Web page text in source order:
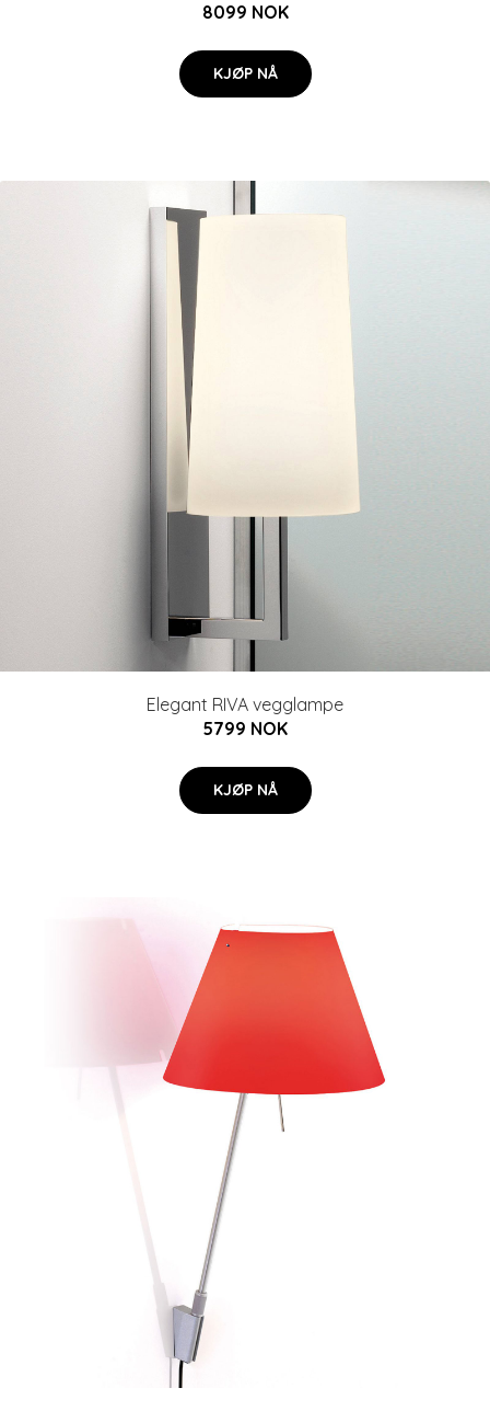
8099 NOK
KJØP NÅ
Elegant RIVA vegglampe
5799 NOK
KJØP NÅ